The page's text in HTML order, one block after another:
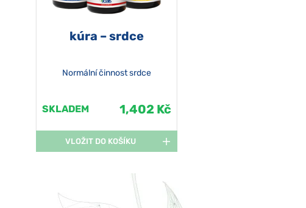
kúra – srdce
Normální činnost srdce
SKLADEM 1,402 Kč
VLOŽIT DO KOŠÍKU